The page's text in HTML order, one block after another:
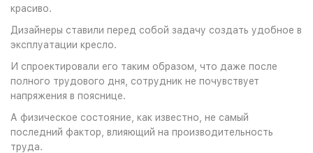
красиво.
Дизайнеры ставили перед собой задачу создать удобное в
эксплуатации кресло.
И спроектировали его таким образом, что даже после
полного трудового дня, сотрудник не почувствует
напряжения в пояснице.
А физическое состояние, как известно, не самый
последний фактор, влияющий на производительность
труда.